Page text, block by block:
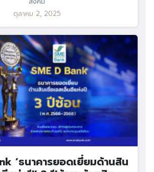
ตุลาคม 2, 2025
‘ธนาคารยอดเยี่ยมด้านสิน